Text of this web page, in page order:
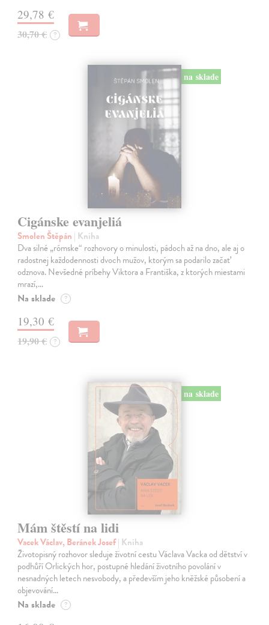
29,78 €
30,70 € ?
na sklade
Cigánske evanjeliá
Smolen Štěpán | Kniha
Dva silné „rómske“ rozhovory o minulosti, pádoch až na dno, ale aj o
radostnej každodennosti dvoch mužov, ktorým sa podarilo začať
odznova. Nevšedné príbehy Viktora a Františka, z ktorých miestami
mrazí,…
Na sklade ?
19,30 €
19,90 € ?
na sklade
Mám štěstí na lidi
Vacek Václav, Beránek Josef| Kniha
Životopisný rozhovor sleduje životní cestu Václava Vacka od dětství v
podhůří Orlických hor, postupné hledání životního povolání v
nesnadných letech nesvobody, a především jeho kněžské působení a
objevování…
Na sklade ?